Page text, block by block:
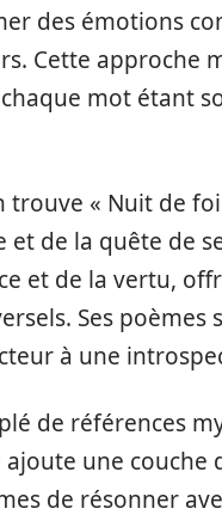
des émotions
Cette approche
mot étant
« Nuit de
de la quête de
et de la vertu,
Ses
à une
de références
une couche
de résonner